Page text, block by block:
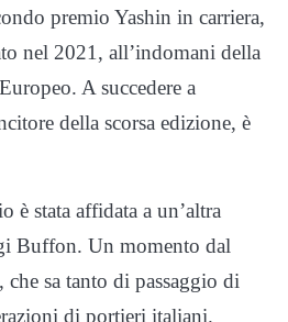
premio Yashin in carriera,
nel 2021, all’indomani della
A succedere a
della scorsa edizione, è
è stata affidata a un’altra
Buffon. Un momento dal
sa tanto di passaggio di
di portieri italiani.